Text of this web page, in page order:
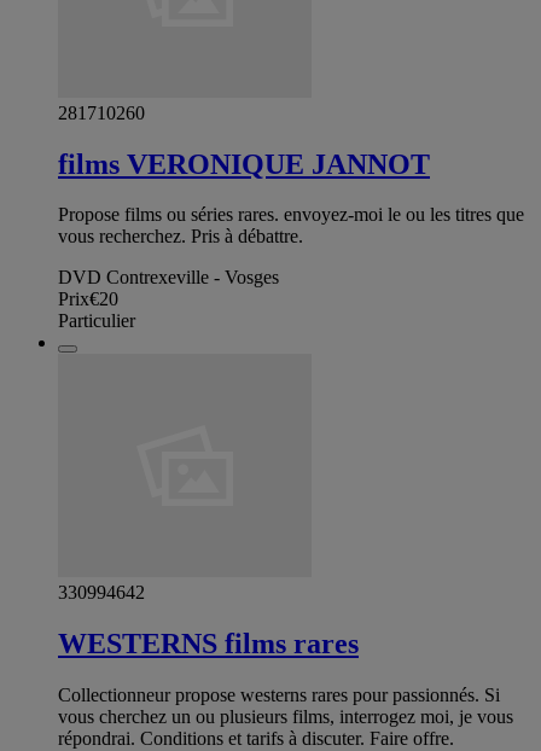
281710260
films VERONIQUE JANNOT
Propose films ou séries rares. envoyez-moi le ou les titres que
vous recherchez. Pris à débattre.
DVD Contrexeville - Vosges
Prix€20
Particulier
330994642
WESTERNS films rares
Collectionneur propose westerns rares pour passionnés. Si
vous cherchez un ou plusieurs films, interrogez moi, je vous
répondrai. Conditions et tarifs à discuter. Faire offre.